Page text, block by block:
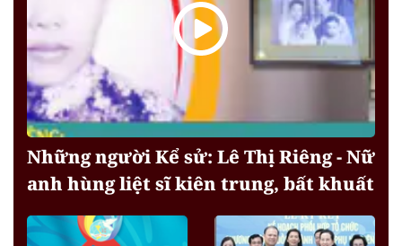
Những người Kể sử: Lê Thị Riêng - Nữ
anh hùng liệt sĩ kiên trung, bất khuất